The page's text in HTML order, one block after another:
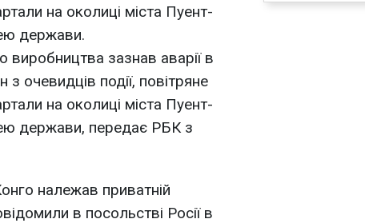
на околиці міста Пуент-
держави.
виробництва зазнав аварії в
очевидців події, повітряне
на околиці міста Пуент-
держави, передає РБК з
належав приватній
в посольстві Росії в